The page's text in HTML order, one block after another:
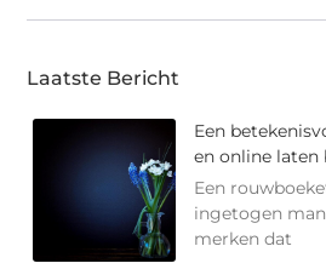
Laatste Bericht
Een
en online laten
Een
ingetogen
merken dat